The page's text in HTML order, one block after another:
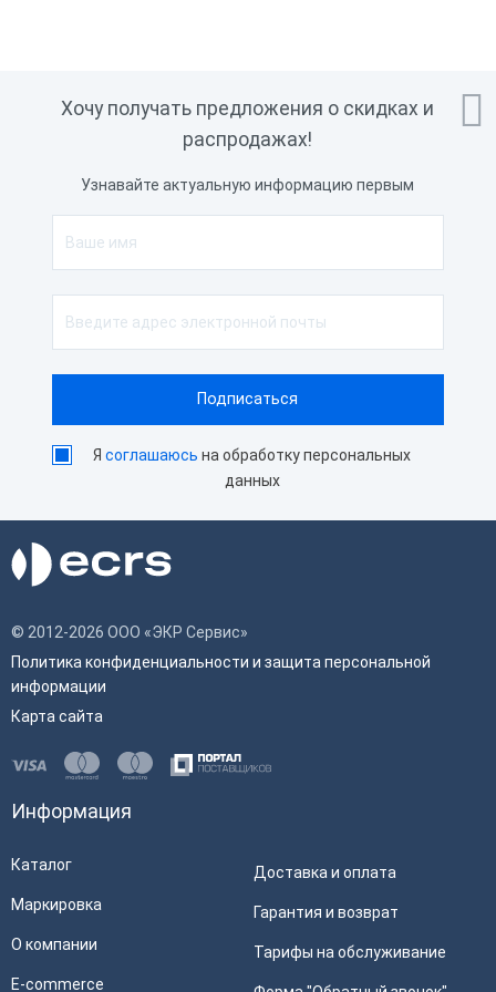

Хочу получать предложения о скидках и
распродажах!
Узнавайте актуальную информацию первым
Ясоглашаюсь на обработку персональных
данных
© 2012-2026 ООО «ЭКР Сервис»
Политика конфиденциальности и защита персональной
информации
Карта сайта
Информация
Каталог
Маркировка
О компании
E-commerce
Доставка и оплата
Гарантия и возврат
Тарифы на обслуживание